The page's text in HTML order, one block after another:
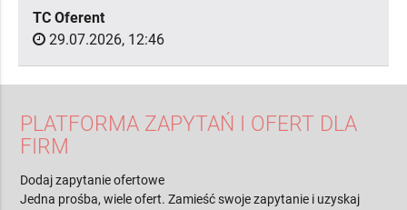
TC Oferent
29.07.2026, 12:46
PLATFORMA ZAPYTAŃ I OFERT DLA
FIRM
Dodaj zapytanie ofertowe
Jedna prośba, wiele ofert. Zamieść swoje zapytanie i uzyskaj